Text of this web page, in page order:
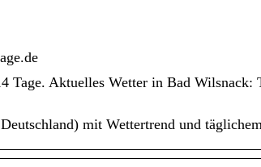
Aktuelles Wetter in Bad Wilsnack:
mit Wettertrend und